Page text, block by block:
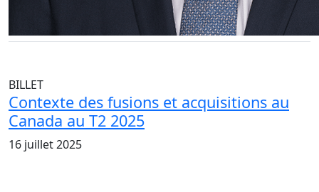
BILLET
Contexte des fusions et acquisitions au
Canada au T2 2025
16 juillet 2025